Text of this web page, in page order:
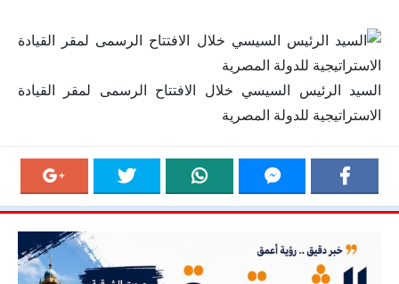
السيد الرئيس السيسي خلال الافتتاح الرسمى لمقر القيادة
الاستراتيجية للدولة المصرية